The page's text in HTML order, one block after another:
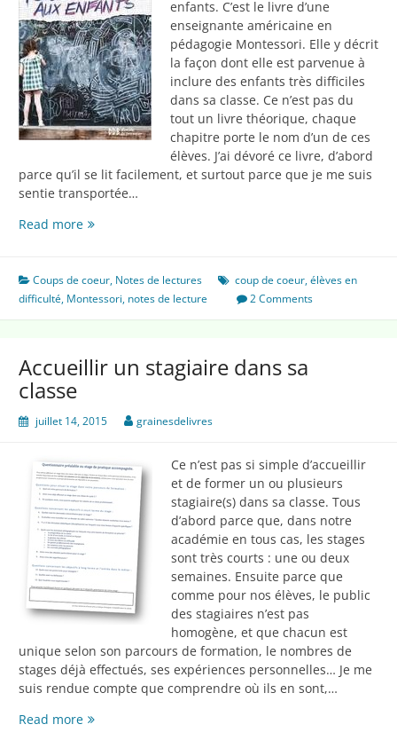
enfants. C’est le livre d’une
enseignante américaine en
pédagogie Montessori. Elle y décrit
la façon dont elle est parvenue à
inclure des enfants très difficiles
dans sa classe. Ce n’est pas du
tout un livre théorique, chaque
chapitre porte le nom d’un de ces
élèves. J’ai dévoré ce livre, d’abord
parce qu’il se lit facilement, et surtout parce que je me suis
sentie transportée…
Read moreQuand
aux
enfants
Coups de coeur, Notes de lectures coup de coeur,élèves en
difficulté, Montessori, notes de lecture 2 Comments
Accueillir un stagiaire dans sa
classe
juillet 14, 2015 grainesdelivres
Ce n’est pas si simple d’accueillir
et de former un ou plusieurs
stagiaire(s) dans sa classe. Tous
d’abord parce que, dans notre
académie en tous cas, les stages
sont très courts : une ou deux
semaines. Ensuite parce que
comme pour nos élèves, le public
des stagiaires n’est pas
homogène, et que chacun est
unique selon son parcours de formation, le nombres de
stages déjà effectués, ses expériences personnelles… Je me
suis rendue compte que comprendre où ils en sont,…
Read moreAccueillir